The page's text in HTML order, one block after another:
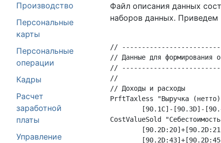
Производство
Персональные
карты
Персональные
операции
Кадры
Расчет
заработной
платы
Управление
Файл описания данных
наборов данных.
//
// Данные для формирования
//
//
// Доходы и расходы
PrftTaxless "Выручка
CostValueSold